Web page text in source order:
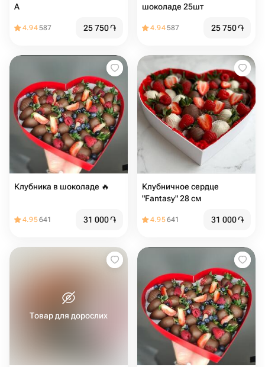
A
4.94587 25 750֏
шоколаде 25шт
4.94587 25 750֏
Клубника в шоколаде 🔥
4.95641 31 000֏
Клубничное сердце
"Fantasy" 28 см
4.95641 31 000֏
Товар для дорослих